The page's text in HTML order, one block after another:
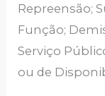
Repreensão;
Função;
Serviço
ou de